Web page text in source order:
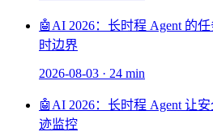
🤖 AI 2026：长时程 Agent 的
时边界
2026-08-03 · 24 min
🤖 AI 2026：长时程 Agent 让
迹监控